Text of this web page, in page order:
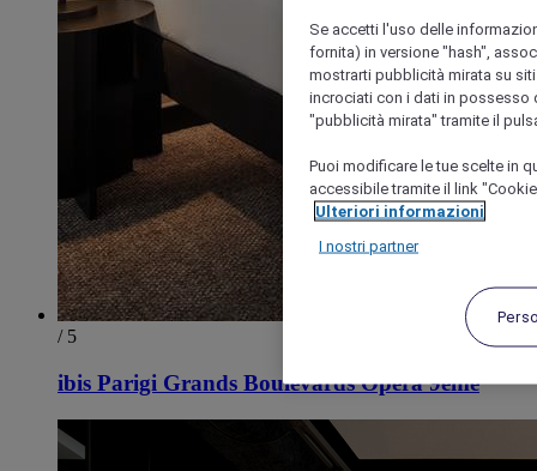
/ 5
ibis Parigi Grands Boulevards Opera 9ème
Se accetti l'uso delle
fornita) in versione "hash",
mostrarti pubblicità mirata su
incrociati con i dati in possesso
"pubblicità mirata" tramite il
Puoi modificare le tue scelte in
accessibile tramite il link
Ulteriori informazioni
I nostri partner